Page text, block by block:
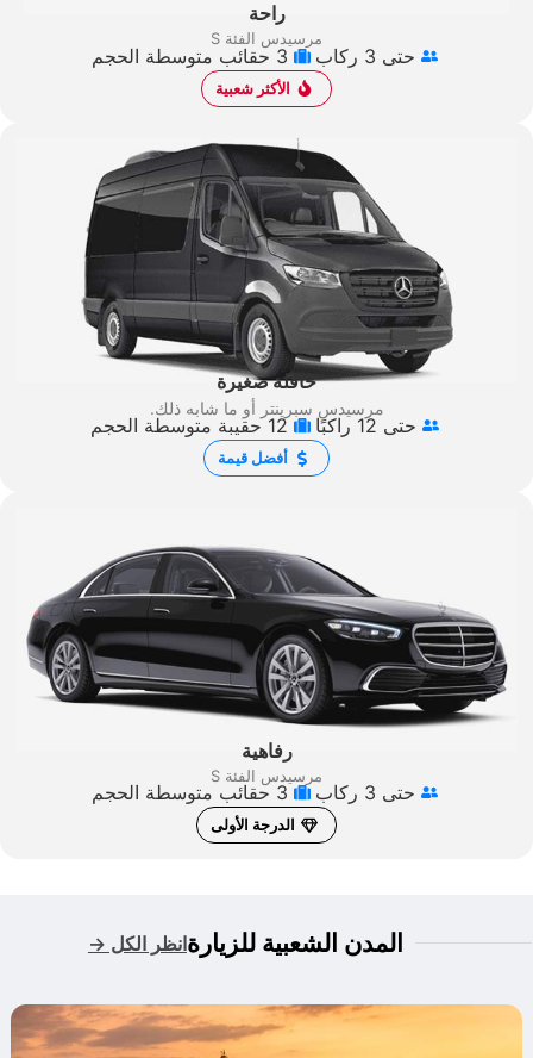
راحة
مرسيدس الفئة S
حتى 3 ركاب 3 حقائب متوسطة الحجم
الأكثر شعبية
حافلة صغيرة
مرسيدس سبرينتر أو ما شابه ذلك.
حتى 12 راكبًا 12 حقيبة متوسطة الحجم
أفضل قيمة
رفاهية
مرسيدس الفئة S
حتى 3 ركاب 3 حقائب متوسطة الحجم
الدرجة الأولى
المدن الشعبية للزيارةانظر الكل →